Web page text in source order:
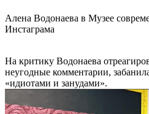
Алена Водонаева в Музее
Инстаграма
На критику Водонаева
неугодные комментарии,
«идиотами и занудами».